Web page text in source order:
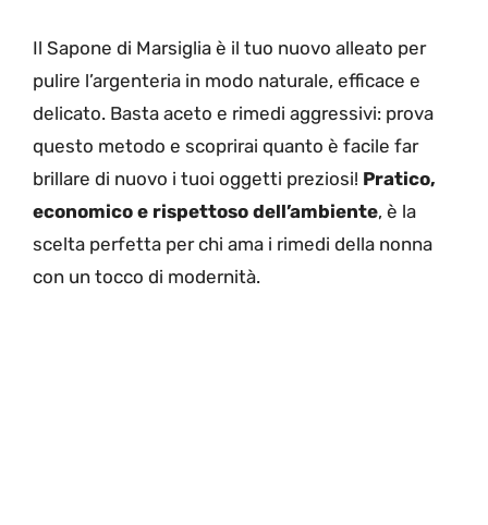
Il Sapone di Marsiglia è il tuo nuovo alleato per
pulire l’argenteria in modo naturale, efficace e
delicato. Basta aceto e rimedi aggressivi: prova
questo metodo e scoprirai quanto è facile far
brillare di nuovo i tuoi oggetti preziosi! Pratico,
economico e rispettoso dell’ambiente, è la
scelta perfetta per chi ama i rimedi della nonna
con un tocco di modernità.